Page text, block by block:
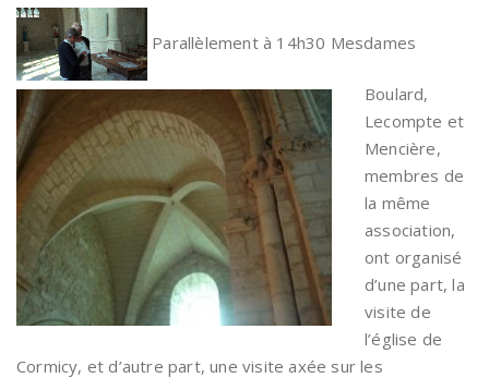
Parallèlement à 14h30 Mesdames
Boulard,
Lecompte et
Mencière,
membres de
la même
association,
ont organisé
d’une part, la
visite de
l’église de
Cormicy, et d’autre part, une visite axée sur les